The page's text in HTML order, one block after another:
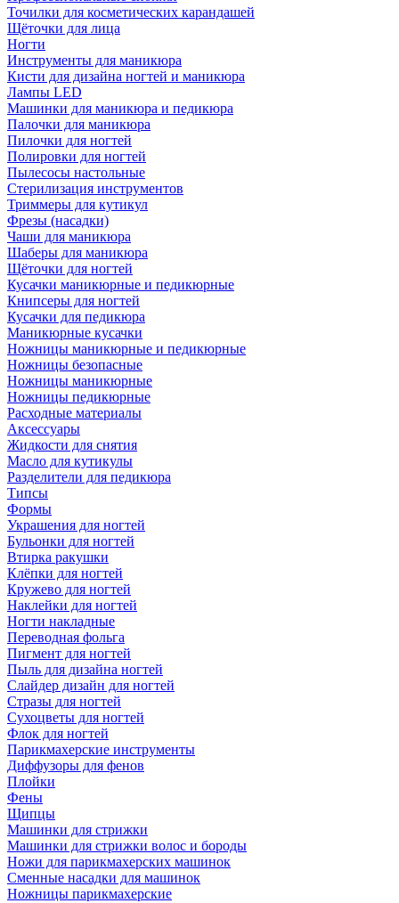
Точилки для косметических карандашей
Щёточки для лица
Ногти
Инструменты для маникюра
Кисти для дизайна ногтей и маникюра
Лампы LED
Машинки для маникюра и педикюра
Палочки для маникюра
Пилочки для ногтей
Полировки для ногтей
Пылесосы настольные
Стерилизация инструментов
Триммеры для кутикул
Фрезы (насадки)
Чаши для маникюра
Шаберы для маникюра
Щёточки для ногтей
Кусачки маникюрные и педикюрные
Книпсеры для ногтей
Кусачки для педикюра
Маникюрные кусачки
Ножницы маникюрные и педикюрные
Ножницы безопасные
Ножницы маникюрные
Ножницы педикюрные
Расходные материалы
Аксессуары
Жидкости для снятия
Масло для кутикулы
Разделители для педикюра
Типсы
Формы
Украшения для ногтей
Бульонки для ногтей
Втирка ракушки
Клёпки для ногтей
Кружево для ногтей
Наклейки для ногтей
Ногти накладные
Переводная фольга
Пигмент для ногтей
Пыль для дизайна ногтей
Слайдер дизайн для ногтей
Стразы для ногтей
Сухоцветы для ногтей
Флок для ногтей
Парикмахерские инструменты
Диффузоры для фенов
Плойки
Фены
Щипцы
Машинки для стрижки
Машинки для стрижки волос и бороды
Ножи для парикмахерских машинок
Сменные насадки для машинок
Ножницы парикмахерские